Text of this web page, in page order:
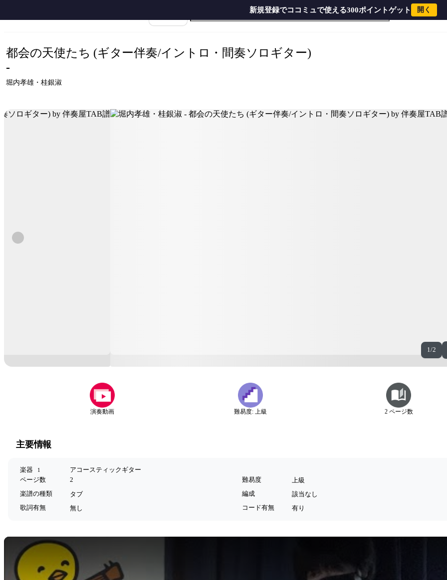
新規登録でココミュで使える300ポイントゲット 開く
1/2
都会の天使たち (ギター伴奏/イントロ・間奏ソロギター)
-
堀内孝雄・桂銀淑
演奏動画 難易度: 上級 2 ページ数
主要情報
楽器 1
アコースティックギター
ページ数
2 難易度
上級
楽譜の種類
タブ 編成
該当なし
歌詞有無
無し コード有無 有り